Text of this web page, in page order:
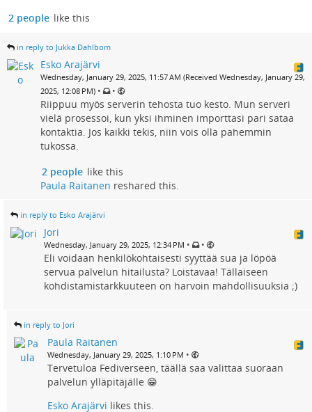
2 people like this
in reply to Jukka Dahlbom
Esko Arajärvi
Wednesday, January 29, 2025, 11:57 AM (Received Wednesday, January 29,
2025, 12:08 PM) • •
Riippuu myös serverin tehosta tuo kesto. Mun serveri
vielä prosessoi, kun yksi ihminen importtasi pari sataa
kontaktia. Jos kaikki tekis, niin vois olla pahemmin
tukossa.
2 people like this
Paula Raitanen reshared this.
in reply to Esko Arajärvi
Jori
Wednesday, January 29, 2025, 12:34 PM • •
Eli voidaan henkilökohtaisesti syyttää sua ja löpöä
servua palvelun hitailusta? Loistavaa! Tällaiseen
kohdistamistarkkuuteen on harvoin mahdollisuuksia ;)
in reply to Jori
Paula Raitanen
Wednesday, January 29, 2025, 1:10 PM •
Tervetuloa Fediverseen, täällä saa valittaa suoraan
palvelun ylläpitäjälle 😁
Esko Arajärvi likes this.